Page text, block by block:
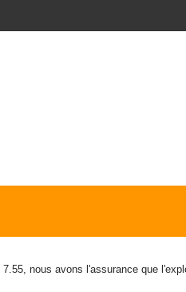
nous avons l'assurance que